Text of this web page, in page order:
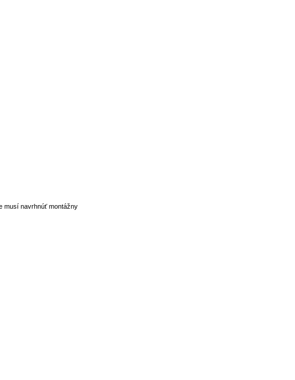
musí navrhnúť montážny